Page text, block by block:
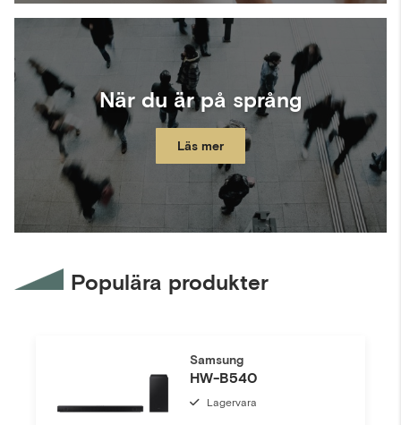
När du är på språng
Läs mer
Populära produkter
Samsung
HW-B540
Lagervara